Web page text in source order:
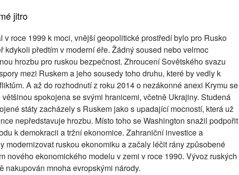
jitro
v roce 1999 k moci, vnější geopolitické prostředí bylo pro Rusko
kdykoli předtím v moderní éře. Žádný soused nebo velmoc
hrozbu pro ruskou bezpečnost. Zhroucení Sovětského svazu
mezi Ruskem a jeho sousedy toho druhu, které by vedly k
A až do rozhodnutí z roku 2014 o nezákonné anexi Krymu se
spokojena se svými hranicemi, včetně Ukrajiny. Studená
státy zacházely s Ruskem jako s upadající mocností, která už
nepředstavuje hrozbu. Místo toho se Washington snažil podpořit
k demokracii a tržní ekonomice. Zahraniční investice a
modernizovat ruskou ekonomiku a začaly léčit rány způsobené
nového ekonomického modelu v zemi v roce 1990. Vývoz ruských
nakupován mnoha evropskými národy.